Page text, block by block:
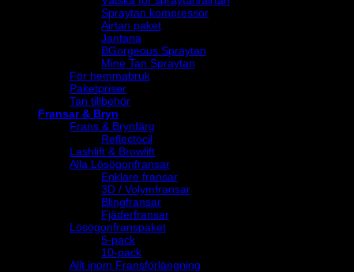
Spraytan kompressor
Airtan paket
Jantana
BGorgeous Spraytan
Mine Tan Spraytan
För hemmabruk
Paketpriser
Tan tillbehör
Fransar & Bryn
Frans & Brynfärg
Reflectocil
Lashlift & Browlift
Alla Lösögonfransar
Enklare fransar
3D / Volymfransar
Blingfransar
Fjäderfransar
Lösögonfranspaket
5-pack
10-pack
Allt inom Fransförlängning